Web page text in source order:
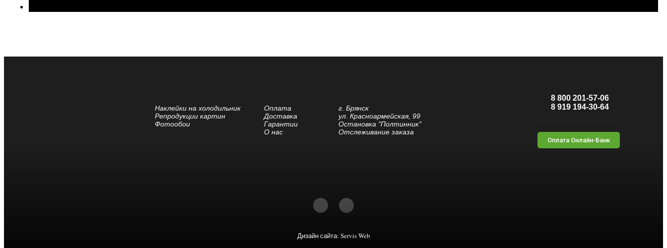
Наклейки на холодильник
Репродукции картин
Фотообои
Оплата
Доставка
Гарантии
О нас
г. Брянск
ул. Красноармейская, 99
Остановка "Полтинник"
Отслеживание заказа
8 800 201-57-06
8 919 194-30-64
Оплата Онлайн-Банк
Дизайн сайта: Servis Web